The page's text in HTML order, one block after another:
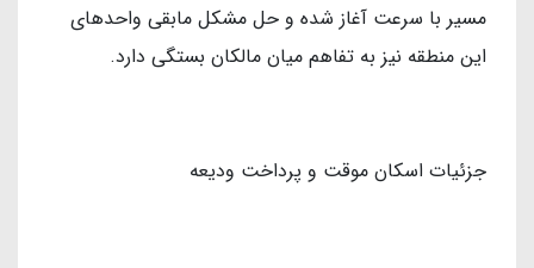
مسیر با سرعت آغاز شده و حل مشکل مابقی واحدهای
این منطقه نیز به تفاهم میان مالکان بستگی دارد.
جزئیات اسکان موقت و پرداخت ودیعه